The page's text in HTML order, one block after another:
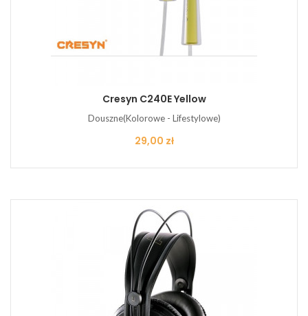
Cresyn C240E Yellow
Douszne(Kolorowe - Lifestylowe)
Cena
29,00 zł